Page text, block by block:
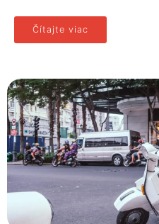
Čítajte viac